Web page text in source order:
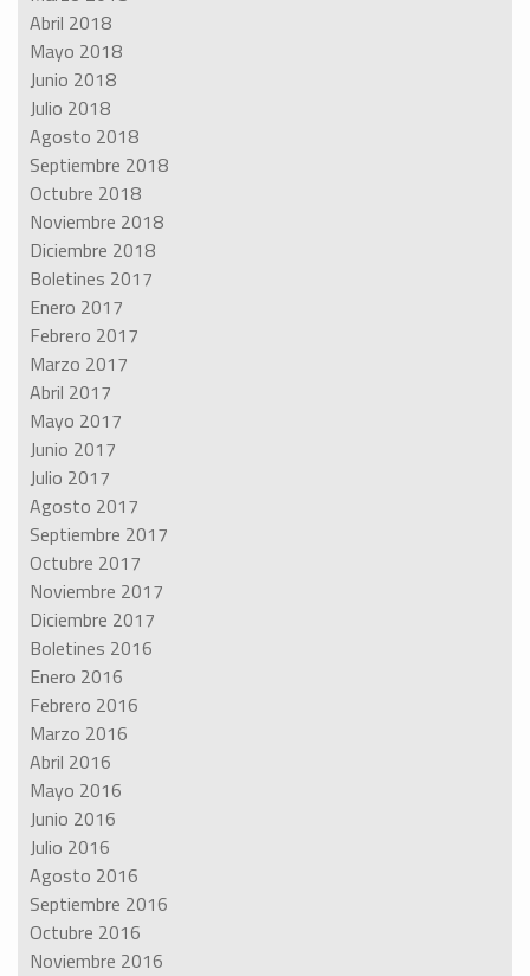
Abril 2018
Mayo 2018
Junio 2018
Julio 2018
Agosto 2018
Septiembre 2018
Octubre 2018
Noviembre 2018
Diciembre 2018
Boletines 2017
Enero 2017
Febrero 2017
Marzo 2017
Abril 2017
Mayo 2017
Junio 2017
Julio 2017
Agosto 2017
Septiembre 2017
Octubre 2017
Noviembre 2017
Diciembre 2017
Boletines 2016
Enero 2016
Febrero 2016
Marzo 2016
Abril 2016
Mayo 2016
Junio 2016
Julio 2016
Agosto 2016
Septiembre 2016
Octubre 2016
Noviembre 2016